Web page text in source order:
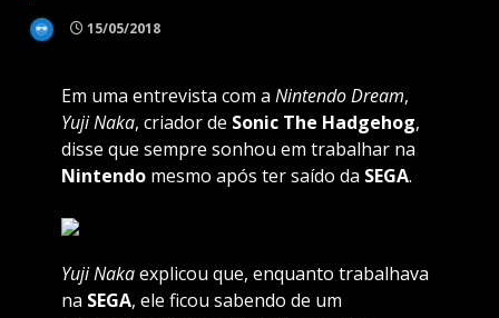
15/05/2018
Em uma entrevista com a NintendoDream,
Yuji Naka, criador de Sonic The Hadgehog,
disse que sempre sonhou em trabalhar na
Nintendomesmo após ter saído da SEGA.
Yuji Nakaexplicou que, enquanto trabalhava
na SEGA, ele ficou sabendo de um